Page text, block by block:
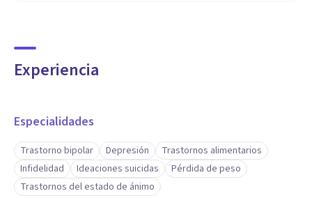
Experiencia
Especialidades
Trastorno bipolar Depresión
Trastornos alimentarios
Infidelidad
Ideaciones suicidas
Pérdida de peso
Trastornos del estado de ánimo